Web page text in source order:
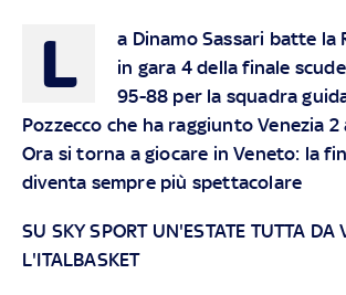
L
a Dinamo Sassari batte la
in gara 4 della finale
95-88 per la squadra
Pozzecco che ha raggiunto Venezia 2
Ora si torna a giocare in Veneto: la
diventa sempre più spettacolare
SU SKY SPORT UN'ESTATE TUTTA DA
L'ITALBASKET